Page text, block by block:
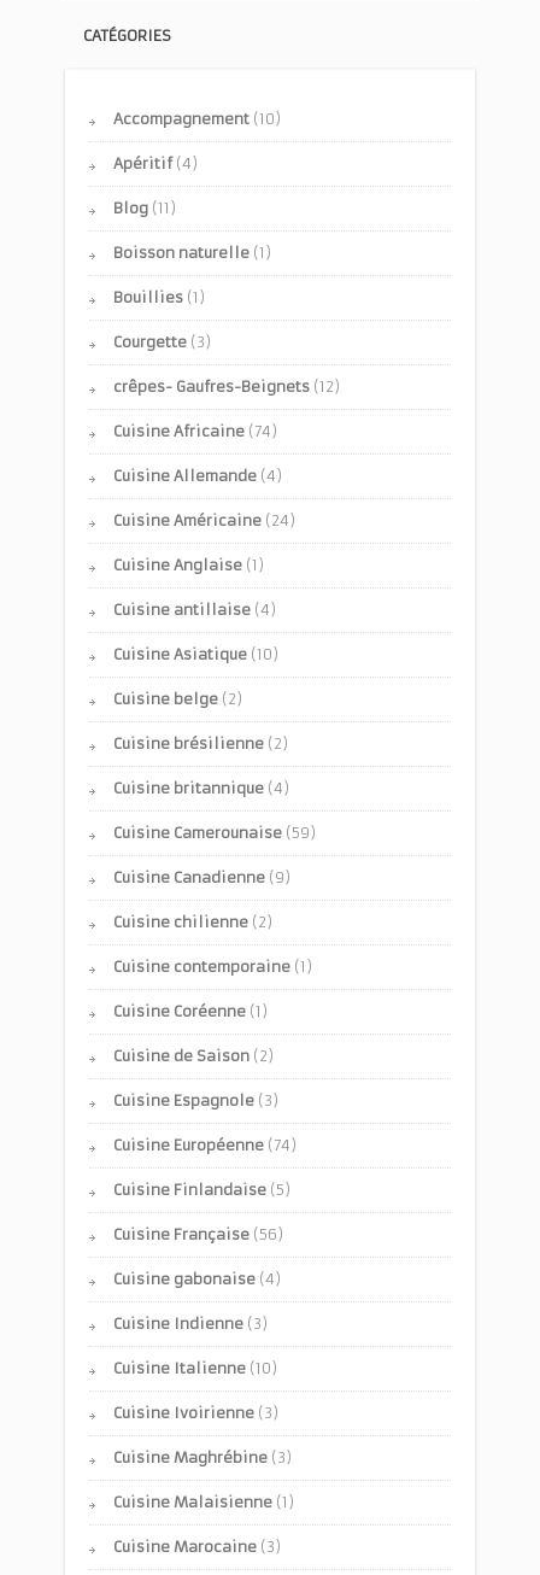
CATÉGORIES
Accompagnement (10)
Apéritif(4)
Blog (11)
Boisson naturelle (1)
Bouillies (1)
Courgette (3)
crêpes- Gaufres-Beignets (12)
Cuisine Africaine (74)
Cuisine Allemande (4)
Cuisine Américaine (24)
Cuisine Anglaise (1)
Cuisine antillaise (4)
Cuisine Asiatique (10)
Cuisine belge (2)
Cuisine brésilienne (2)
Cuisine britannique (4)
Cuisine Camerounaise (59)
Cuisine Canadienne (9)
Cuisine chilienne (2)
Cuisine contemporaine (1)
Cuisine Coréenne (1)
Cuisine de Saison (2)
Cuisine Espagnole (3)
Cuisine Européenne (74)
Cuisine Finlandaise (5)
Cuisine Française (56)
Cuisine gabonaise (4)
Cuisine Indienne (3)
Cuisine Italienne (10)
Cuisine Ivoirienne (3)
Cuisine Maghrébine (3)
Cuisine Malaisienne (1)
Cuisine Marocaine (3)